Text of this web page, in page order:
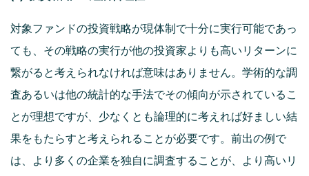
対象ファンドの投資戦略が現体制で十分に実行可能であっ
ても、その戦略の実行が他の投資家よりも高いリターンに
繋がると考えられなければ意味はありません。学術的な調
査あるいは他の統計的な手法でその傾向が示されているこ
とが理想ですが、少なくとも論理的に考えれば好ましい結
果をもたらすと考えられることが必要です。前出の例で
は、より多くの企業を独自に調査することが、より高いリ